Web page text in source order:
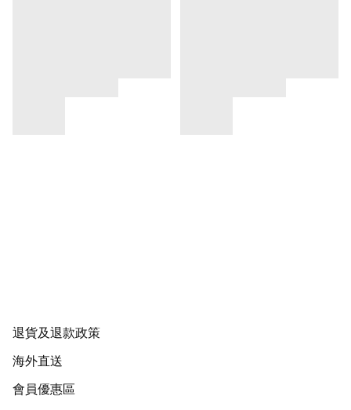
退貨及退款政策
海外直送
會員優惠區